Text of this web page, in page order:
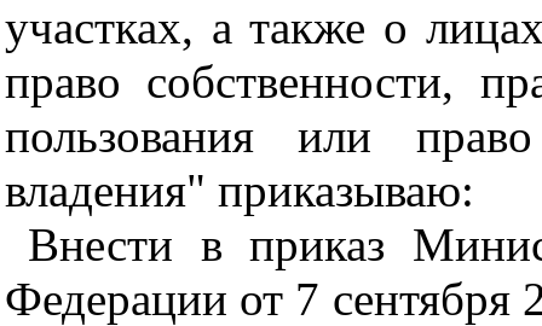
участках, а также о
право собственности,
пользования или
владения" приказываю:
Внести в приказ
Федерации от 7